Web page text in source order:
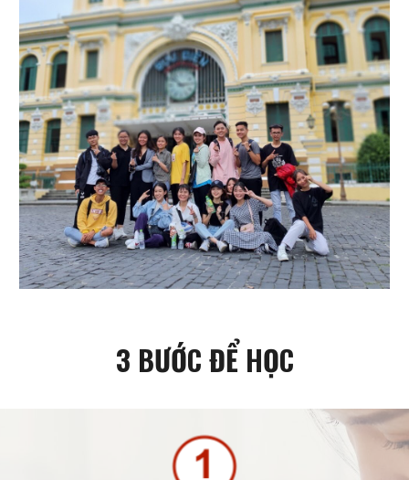
3 BƯỚC ĐỂ HỌC